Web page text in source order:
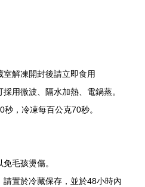
解凍開封後請立即食用
用微波、隔水加熱、電鍋蒸。
，冷凍每百公克70秒。
毛孩燙傷。
置於冷藏保存，並於48小時內